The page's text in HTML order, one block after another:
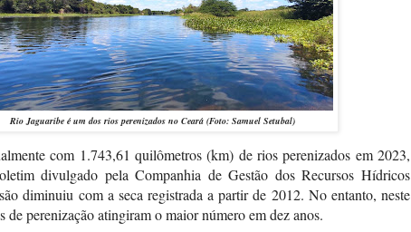
Rio Jaguaribe é um dos rios perenizados no Ceará (Foto: Samuel Setubal)
com 1.743,61 quilômetros (km) de rios perenizados em 2023,
divulgado pela Companhia de Gestão dos Recursos Hídricos
diminuiu com a seca registrada a partir de 2012. No entanto, neste
de perenização atingiram o maior número em dez anos.